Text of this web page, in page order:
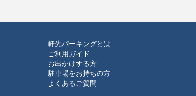
軒先パーキングとは
ご利用ガイド
お出かけする方
駐車場をお持ちの方
よくあるご質問